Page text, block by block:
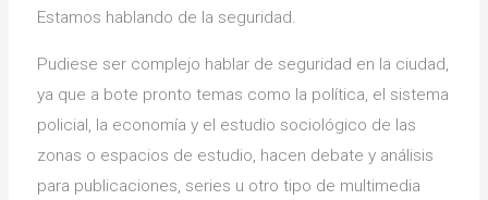
Estamos hablando de la seguridad.
Pudiese ser complejo hablar de seguridad en la ciudad,
ya que a bote pronto temas como la política, el sistema
policial, la economía y el estudio sociológico de las
zonas o espacios de estudio, hacen debate y análisis
para publicaciones, series u otro tipo de multimedia